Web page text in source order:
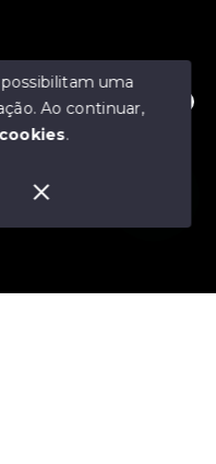
para te ajudar.
Assessoria Imobiliária
uma
Ao continuar,
cookies.